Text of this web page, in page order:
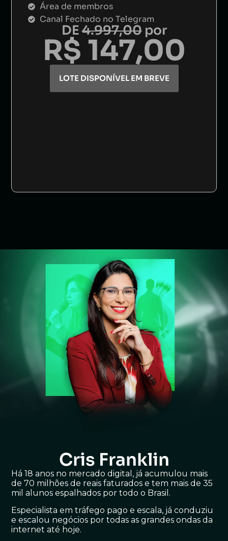
Área de membros
Canal Fechado no Telegram
DE4.997,00por
R$ 147,00
LOTE DISPONÍVEL EM BREVE
Cris Franklin
Há 18 anos no mercado digital, já acumulou mais
de 70 milhões de reais faturados e tem mais de 35
mil alunos espalhados por todo o Brasil.
Especialista em tráfego pago e escala, já conduziu
e escalou negócios por todas as grandes ondas da
internet até hoje.